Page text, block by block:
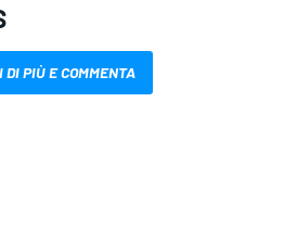
DI PIÙ E COMMENTA